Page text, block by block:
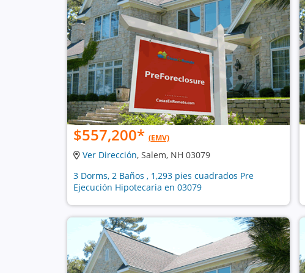
$557,200* (EMV)
Ver Dirección, Salem, NH 03079
3 Dorms, 2 Baños , 1,293 pies cuadrados Pre
Ejecución Hipotecaria en 03079